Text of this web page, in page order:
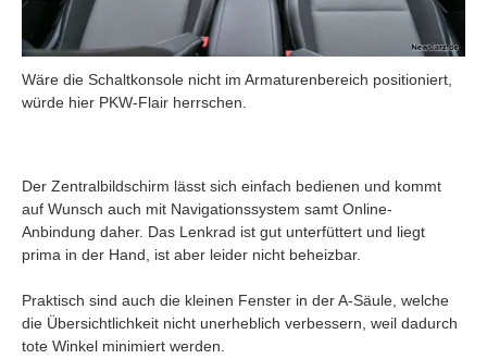
Wäre die Schaltkonsole nicht im Armaturenbereich positioniert,
würde hier PKW-Flair herrschen.
Der Zentralbildschirm lässt sich einfach bedienen und kommt
auf Wunsch auch mit Navigationssystem samt Online-
Anbindung daher. Das Lenkrad ist gut unterfüttert und liegt
prima in der Hand, ist aber leider nicht beheizbar.
Praktisch sind auch die kleinen Fenster in der A-Säule, welche
die Übersichtlichkeit nicht unerheblich verbessern, weil dadurch
tote Winkel minimiert werden.